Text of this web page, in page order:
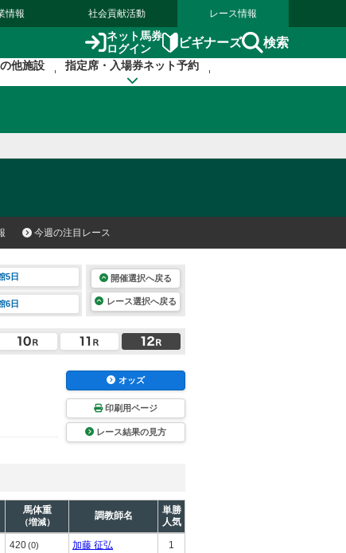
情報 社会貢献活動 レース情報
ネット馬券
ログイン
ビギナーズ 検索
他施設 指定席・入場券ネット予約
今週の注目レース
5日
6日
開催選択へ戻る
レース選択へ戻る
オッズ
印刷用ページ
レース結果の見方
馬体重
（増減）
調教師名
単勝
人気
420(0) 加藤 征弘 1